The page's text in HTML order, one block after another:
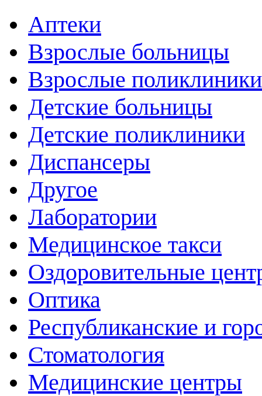
Аптеки
Взрослые больницы
Взрослые поликлиники
Детские больницы
Детские поликлиники
Диспансеры
Другое
Лаборатории
Медицинское такси
Оздоровительные
Оптика
Республиканские и
Стоматология
Медицинские центры